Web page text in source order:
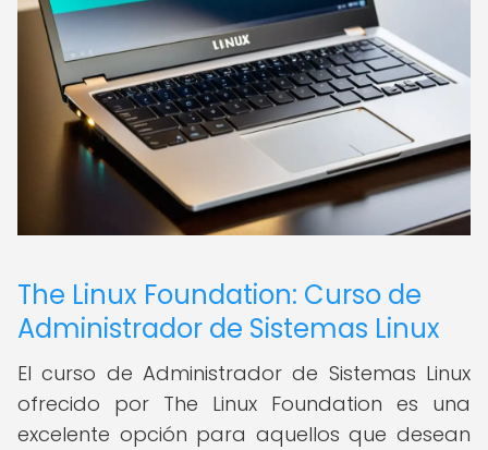
The Linux Foundation: Curso de
Administrador de Sistemas Linux
El curso de Administrador de Sistemas Linux
ofrecido por The Linux Foundation es una
excelente opción para aquellos que desean